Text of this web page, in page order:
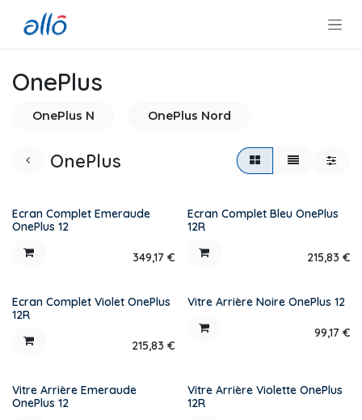
OnePlus
OnePlus N OnePlus Nord
OnePlus
Ecran Complet Emeraude
OnePlus 12
349,17 €
Ecran Complet Bleu OnePlus
12R
215,83 €
Ecran Complet Violet OnePlus
12R
215,83 €
Vitre Arrière Noire OnePlus 12
99,17 €
Vitre Arrière Emeraude
OnePlus 12
Vitre Arrière Violette OnePlus
12R